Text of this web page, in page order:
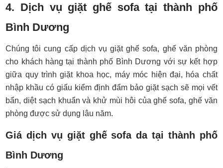
4. Dịch vụ giặt ghế sofa tại thành phố
Bình Dương
Chúng tôi cung cấp dịch vụ giặt ghế sofa, ghế văn phòng
cho khách hàng tại thành phố Bình Dương với sự kết hợp
giữa quy trình giặt khoa học, máy móc hiện đại, hóa chất
nhập khầu có giấu kiểm định đẩm bảo giặt sạch sẽ mọi vết
bẩn, diệt sạch khuẩn và khử mùi hôi của ghế sofa, ghế văn
phòng được sử dụng lâu năm.
Giá dịch vụ giặt ghế sofa da tại thành phố
Bình Dương